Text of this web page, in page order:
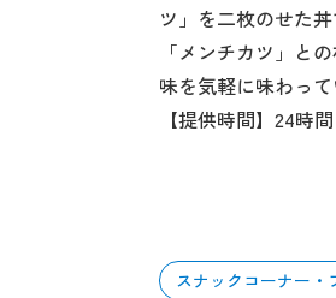
ツ」を二枚のせた
「メンチカツ」と
味を気軽に味わっ
【提供時間】24時
スナックコーナー・